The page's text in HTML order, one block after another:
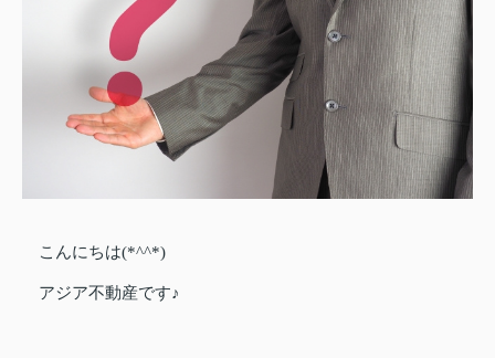
こんにちは(*^^*)
アジア不動産です♪